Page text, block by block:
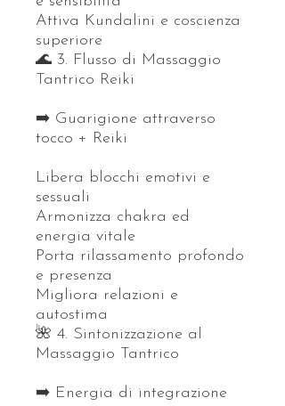
Attiva Kundalini e coscienza
superiore
🌊 3. Flusso di Massaggio
Tantrico Reiki
➡️ Guarigione attraverso
tocco + Reiki
Libera blocchi emotivi e
sessuali
Armonizza chakra ed
energia vitale
Porta rilassamento profondo
e presenza
Migliora relazioni e
autostima
🌺 4. Sintonizzazione al
Massaggio Tantrico
➡️ Energia di integrazione